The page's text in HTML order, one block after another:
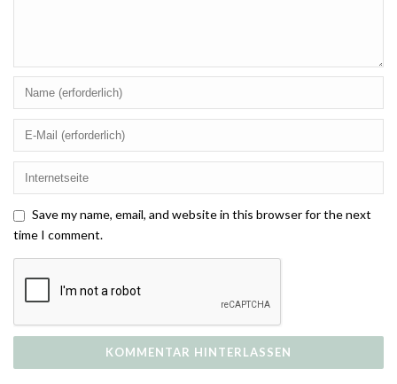
Save my name, email, and website in this browser for the next
time I comment.